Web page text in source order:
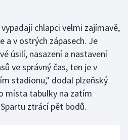
chlapci velmi zajímavě,
a v ostrých zápasech. Je
úsilí, nasazení a nastavení
ve správný čas, ten je v
stadionu," dodal plzeňský
místa tabulky na zatím
ztrácí pět bodů.